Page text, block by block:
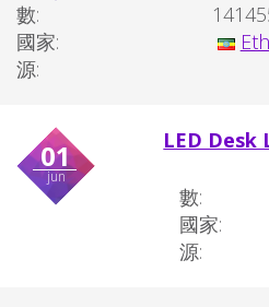
數:
國家:
源:
01
jun
LED Desk
數:
國家:
源: